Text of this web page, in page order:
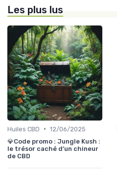
Les plus lus
Huiles CBD • 12/06/2025
💎Code promo : Jungle Kush :
le trésor caché d’un chineur
de CBD